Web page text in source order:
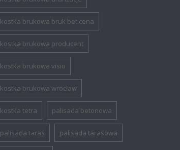
kostka brukowa bruk bet cena
kostka brukowa producent
kostka brukowa visio
kostka brukowa wrocław
kostka tetra palisada betonowa
palisada taras palisada tarasowa